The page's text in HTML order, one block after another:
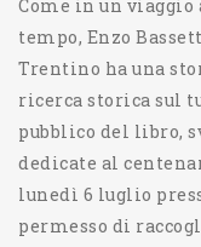
Come in un
tempo, Enzo
Trentino ha una
ricerca storica sul
pubblico del libro,
dedicate al
lunedì 6 luglio
permesso di